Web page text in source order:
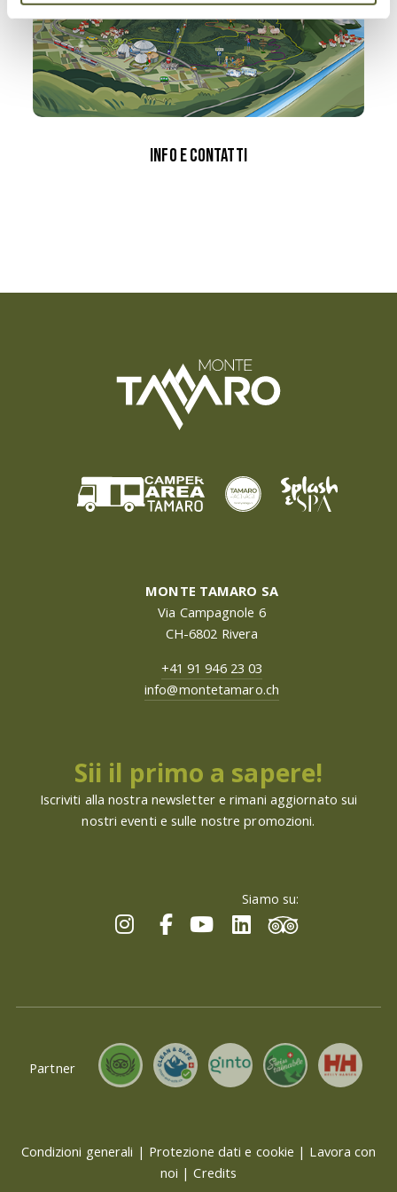
Info e contatti
MONTE TAMARO SA
Via Campagnole 6
CH-6802 Rivera
+41 91 946 23 03
info@montetamaro.ch
Sii il primo a sapere!
Iscriviti alla nostra newsletter e rimani aggiornato sui
nostri eventi e sulle nostre promozioni.
Siamo su:
Partner
Condizioni generali | Protezione dati e cookie | Lavora con
noi |Credits